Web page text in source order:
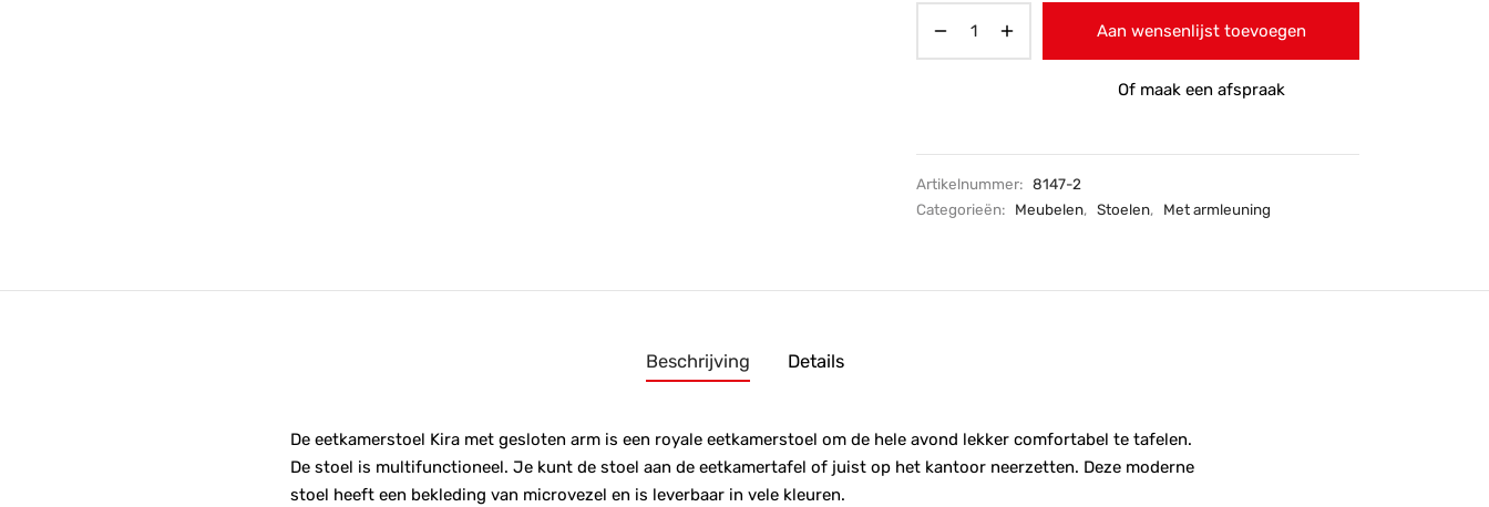
Aan wensenlijst toevoegen
Of maak een afspraak
Artikelnummer: 8147-2
Categorieën:
Meubelen, Stoelen, Met armleuning
Beschrijving Details
De eetkamerstoel Kira met gesloten arm is een royale eetkamerstoel om de hele avond lekker comfortabel te tafelen.
De stoel is multifunctioneel. Je kunt de stoel aan de eetkamertafel of juist op het kantoor neerzetten. Deze moderne
stoel heeft een bekleding van microvezel en is leverbaar in vele kleuren.